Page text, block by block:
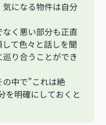
になる物件は自分
く悪い部分も正直
て色々と話しを聞
り合うことができ
の中で”これは絶
を明確にしておくと